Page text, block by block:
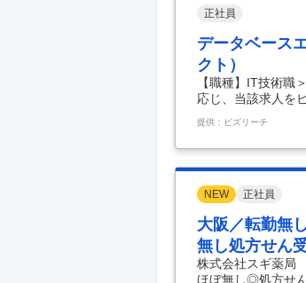
正社員
データベース
クト）
【職種】IT技術職
応じ、当該求人を
ンの目的】 当社
よる売上向上、バ
ます。これまで外
す。 具体的には以
提供：ビズリーチ
NEW 正社員
大阪／転勤無
無し処方せん
株式会社スギ薬局
ほぼ無し◎処方せ